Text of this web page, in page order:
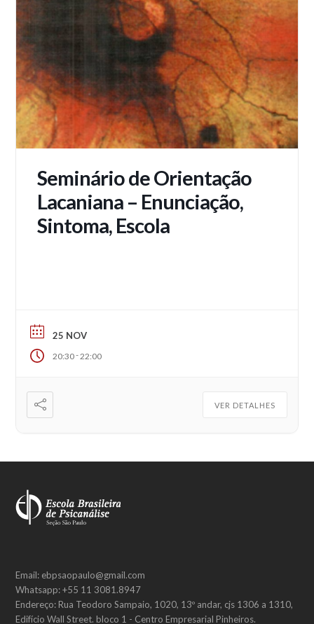
Seminário de Orientação
Lacaniana – Enunciação,
Sintoma, Escola
25 NOV
20:30-22:00
VER DETALHES
Email: ebpsaopaulo@gmail.com
Whatsapp: +55 11 3081.8947
Endereço: Rua Teodoro Sampaio, 1020, 13º andar, cjs 1306 a 1310,
Edifício Wall Street. bloco 1 - Centro Empresarial Pinheiros.